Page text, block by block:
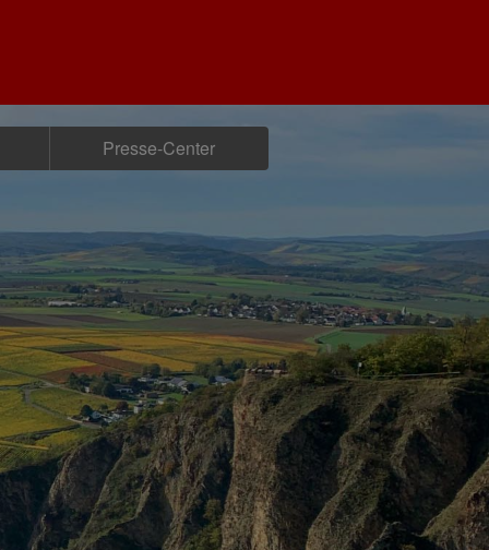
Presse-Center